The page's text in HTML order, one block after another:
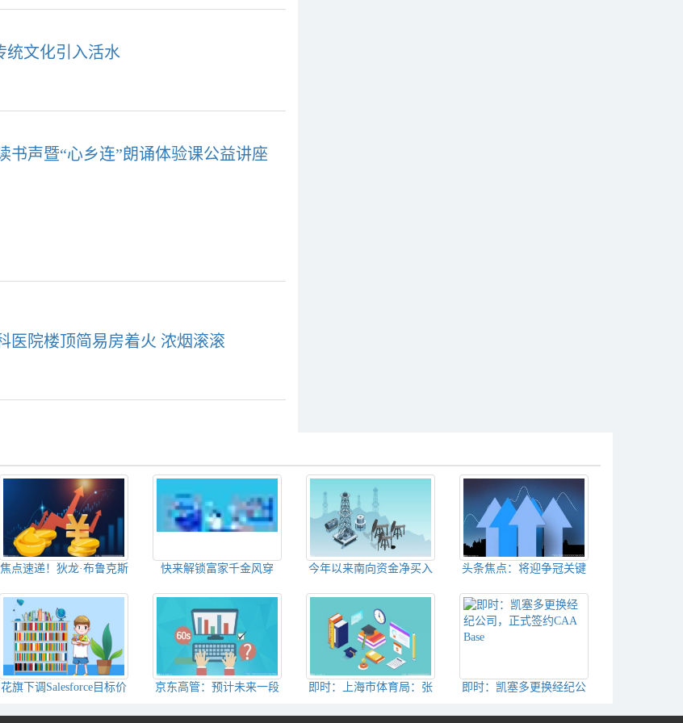
统文化引入活水
书声暨“心乡连”朗诵体验课公益讲座
医院楼顶简易房着火 浓烟滚滚
焦点速递！狄龙·布鲁克斯
雷霆
快来解锁富家千金风穿
拿捏优雅气质
今年以来南向资金净买入
头条焦点：将迎争冠关键
队鼓劲：我们将震撼世界
花旗下调Salesforce目标价
京东高管：预计未来一段
续增长态势 独家焦点
即时：上海市体育局：张
MXGP九月再次登陆上
即时：凯塞多更换经纪公